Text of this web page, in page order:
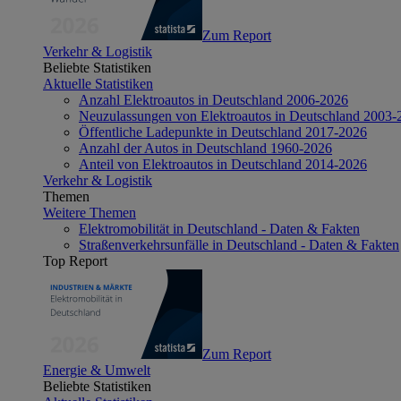
Zum Report
Verkehr & Logistik
Beliebte Statistiken
Aktuelle Statistiken
Anzahl Elektroautos in Deutschland 2006-2026
Neuzulassungen von Elektroautos in Deutschland 2003-
Öffentliche Ladepunkte in Deutschland 2017-2026
Anzahl der Autos in Deutschland 1960-2026
Anteil von Elektroautos in Deutschland 2014-2026
Verkehr & Logistik
Themen
Weitere Themen
Elektromobilität in Deutschland - Daten & Fakten
Straßenverkehrsunfälle in Deutschland - Daten & Fakten
Top Report
Zum Report
Energie & Umwelt
Beliebte Statistiken